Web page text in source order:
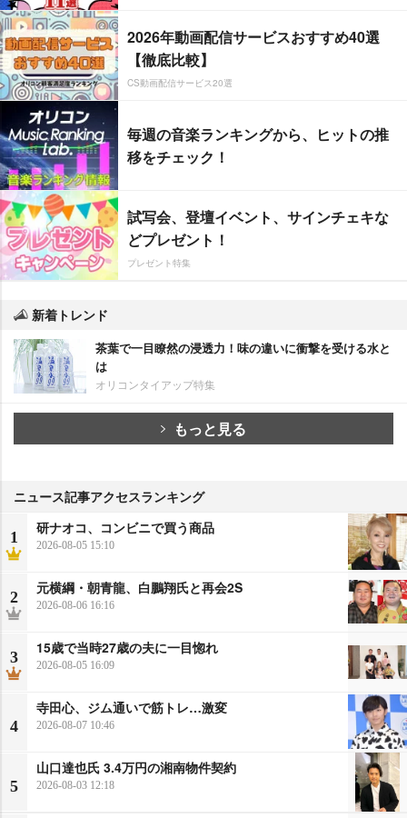
2026年動画配信サービスおすすめ40選
【徹底比較】
CS動画配信サービス20選
毎週の音楽ランキングから、ヒットの推
移をチェック！
試写会、登壇イベント、サインチェキな
どプレゼント！
プレゼント特集
新着トレンド
茶葉で一目瞭然の浸透力！味の違いに衝撃を受ける水と
は
オリコンタイアップ特集
もっと見る
ニュース記事アクセスランキング
1
研ナオコ、コンビニで買う商品
2026-08-05 15:10
2
元横綱・朝青龍、白鵬翔氏と再会2S
2026-08-06 16:16
3
15歳で当時27歳の夫に一目惚れ
2026-08-05 16:09
4
寺田心、ジム通いで筋トレ…激変
2026-08-07 10:46
5
山口達也氏 3.4万円の湘南物件契約
2026-08-03 12:18